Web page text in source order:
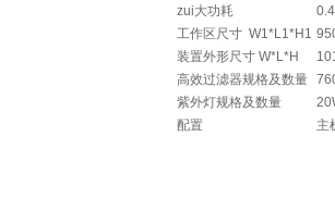
zui大功耗
工作区尺寸 W1*L1*H1
装置外形尺寸 W*L*H
高效过滤器规格及数量
紫外灯规格及数量
配置
主